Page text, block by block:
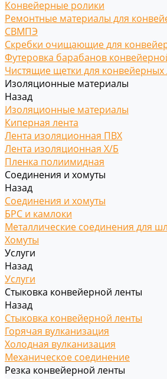
Конвейерные ролики
Ремонтные материалы для
СВМПЭ
Скребки очищающие для
Футеровка барабанов
Чистящие щетки для конвейерных
Изоляционные материалы
Назад
Изоляционные материалы
Киперная лента
Лента изоляционная ПВХ
Лента изоляционная Х/Б
Пленка полиимидная
Соединения и хомуты
Назад
Соединения и хомуты
БРС и камлоки
Металлические соединения для
Хомуты
Услуги
Назад
Услуги
Стыковка конвейерной ленты
Назад
Стыковка конвейерной ленты
Горячая вулканизация
Холодная вулканизация
Механическое соединение
Резка конвейерной ленты